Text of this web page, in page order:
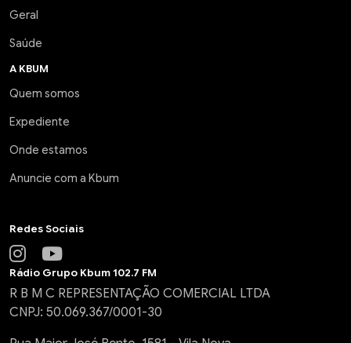
Geral
Saúde
A KBUM
Quem somos
Expediente
Onde estamos
Anuncie com a Kbum
Redes Sociais
Rádio Grupo Kbum 102.7 FM
R B M C REPRESENTAÇÃO COMERCIAL LTDA
CNPJ: 50.069.367/0001-30